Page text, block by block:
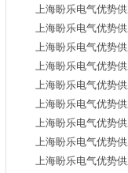
上海盼乐电气优势
上海盼乐电气优势
上海盼乐电气优势
上海盼乐电气优势
上海盼乐电气优势
上海盼乐电气优势
上海盼乐电气优势
上海盼乐电气优势
上海盼乐电气优势